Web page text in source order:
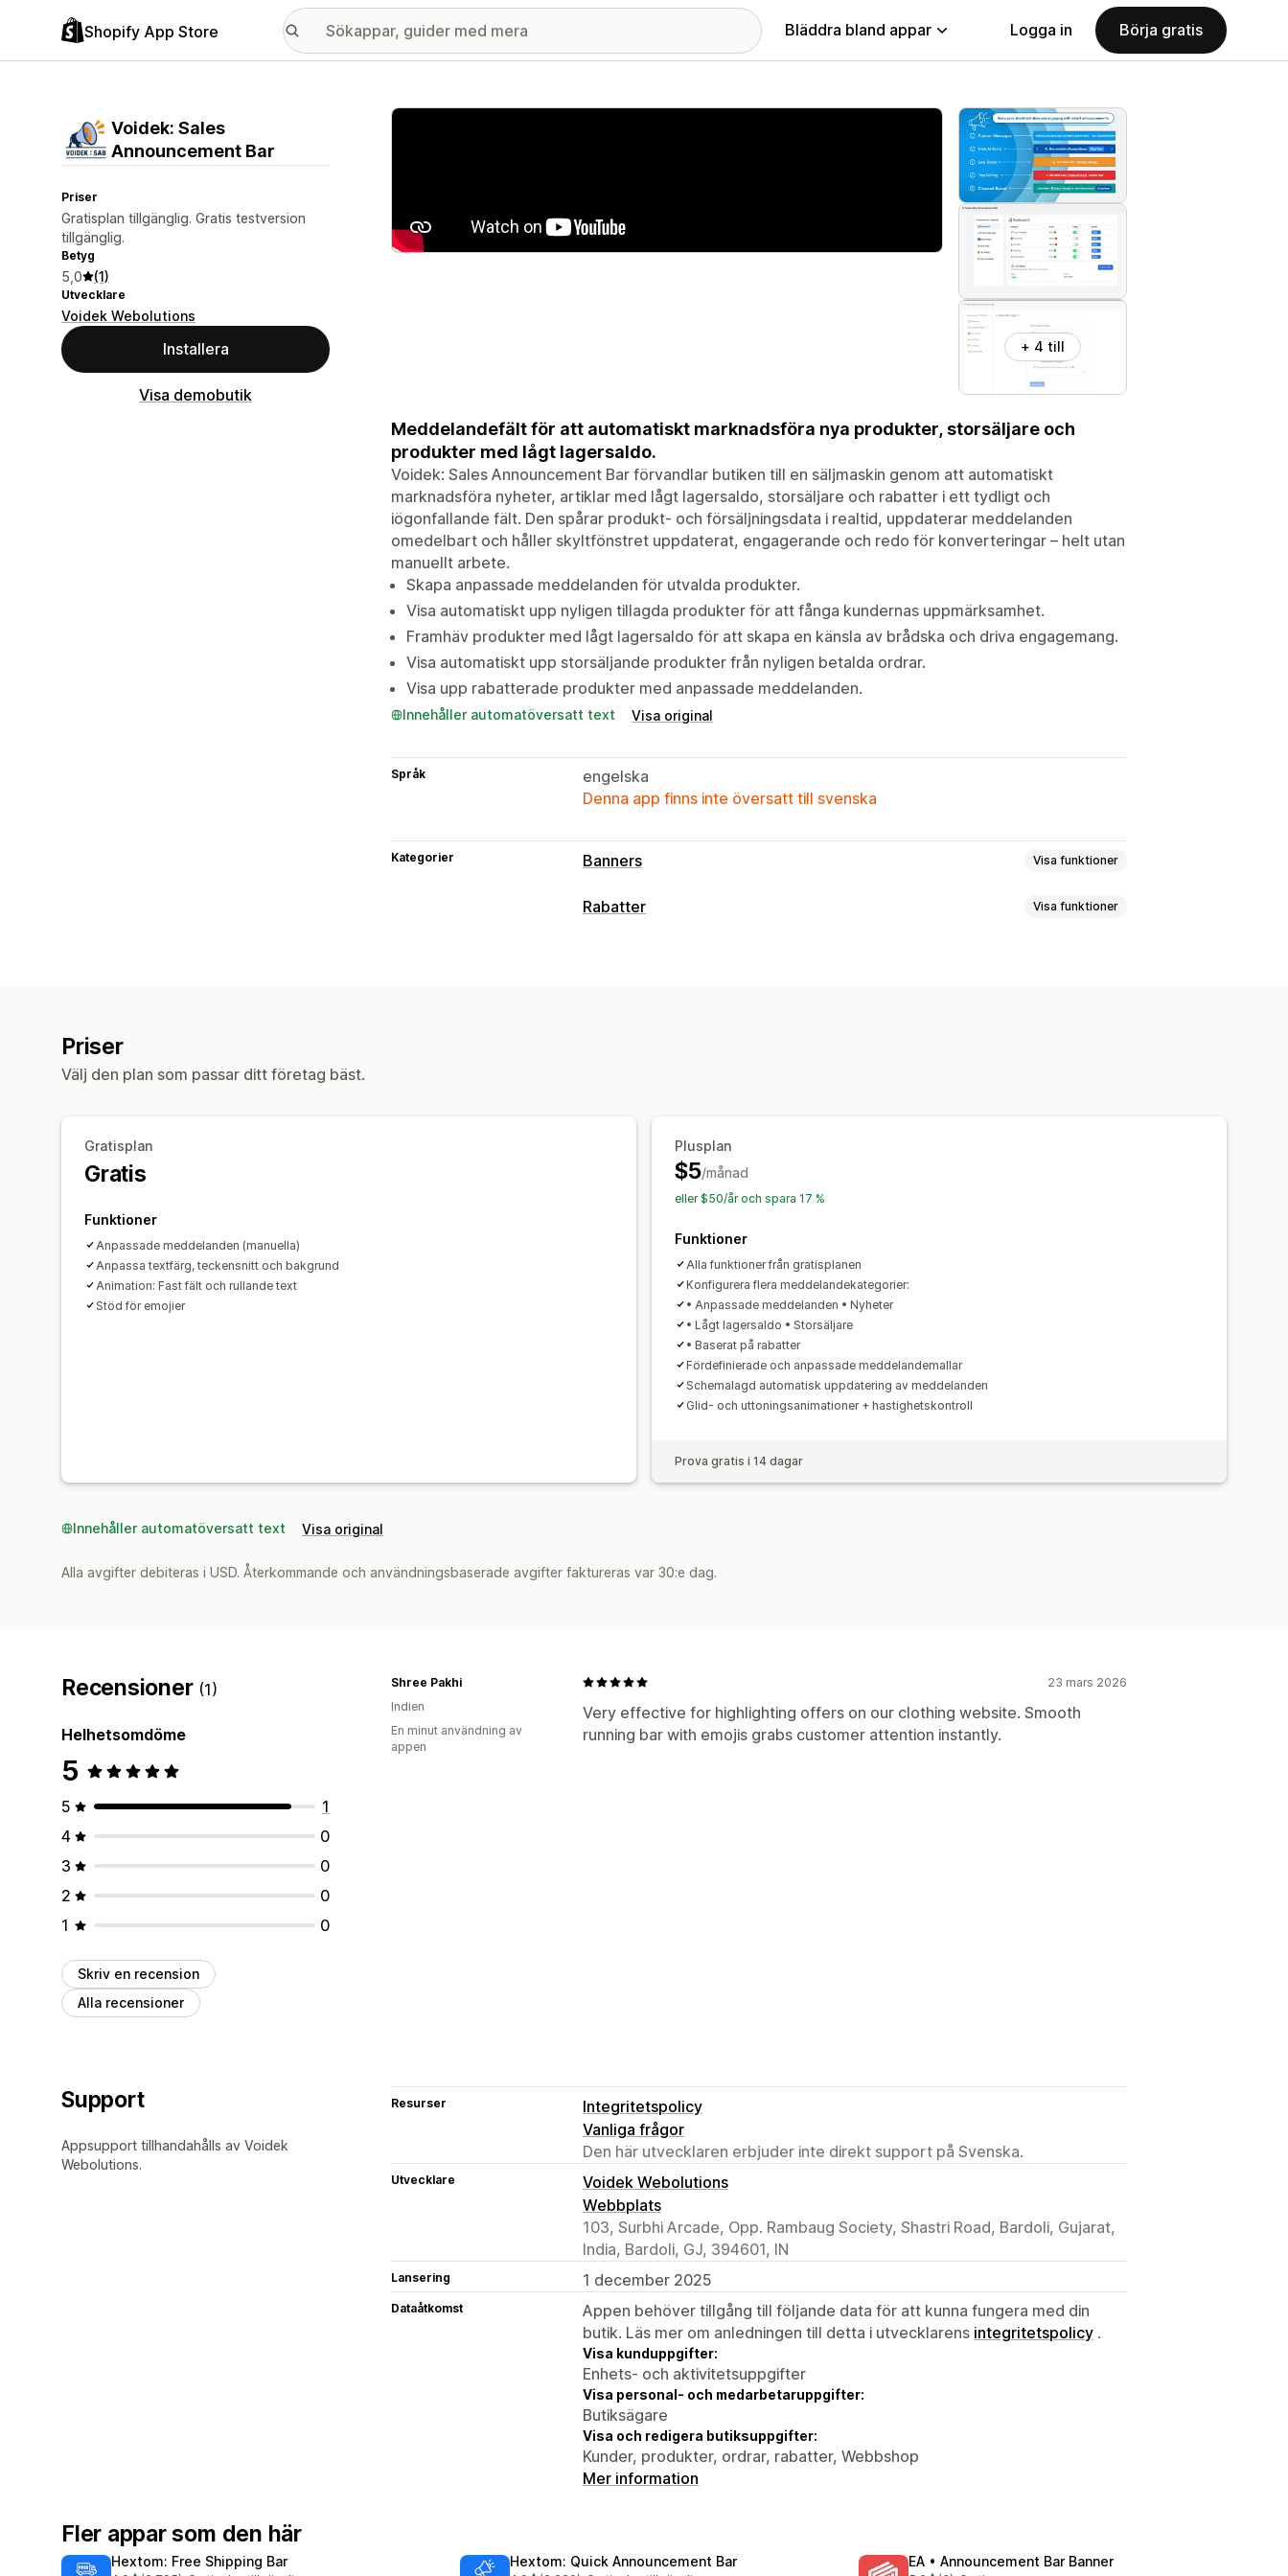
Shopify App Store Bläddra bland appar Logga in Börja gratis
Voidek: Sales
Announcement Bar
Priser
Gratisplan tillgänglig. Gratis testversion
tillgänglig.
Betyg
5,0 (1)
Utvecklare
Voidek Webolutions
Installera
Visa demobutik
Galleri med utvalda bilder
+ 4 till
Meddelandefält för att automatiskt marknadsföra nya produkter, storsäljare och
produkter med lågt lagersaldo.
Voidek: Sales Announcement Bar förvandlar butiken till en säljmaskin genom att automatiskt
marknadsföra nyheter, artiklar med lågt lagersaldo, storsäljare och rabatter i ett tydligt och
iögonfallande fält. Den spårar produkt- och försäljningsdata i realtid, uppdaterar meddelanden
omedelbart och håller skyltfönstret uppdaterat, engagerande och redo för konverteringar – helt utan
manuellt arbete.
Skapa anpassade meddelanden för utvalda produkter.
Visa automatiskt upp nyligen tillagda produkter för att fånga kundernas uppmärksamhet.
Framhäv produkter med lågt lagersaldo för att skapa en känsla av brådska och driva engagemang.
Visa automatiskt upp storsäljande produkter från nyligen betalda ordrar.
Visa upp rabatterade produkter med anpassade meddelanden.
Innehåller automatöversatt text Visa original
Språk
engelska
Denna app finns inte översatt till svenska
Kategorier Banners Visa funktioner
Bannertyp
Rabatter Visa funktioner
Priser
Välj den plan som passar ditt företag bäst.
Gratisplan
Gratis
Funktioner
Anpassade meddelanden (manuella)
Anpassa textfärg, teckensnitt och bakgrund
Animation: Fast fält och rullande text
Stöd för emojier
Plusplan
$5/månad
eller $50/år och spara 17 %
Funktioner
Alla funktioner från gratisplanen
Konfigurera flera meddelandekategorier:
• Anpassade meddelanden • Nyheter
• Lågt lagersaldo • Storsäljare
• Baserat på rabatter
Fördefinierade och anpassade meddelandemallar
Schemalagd automatisk uppdatering av meddelanden
Glid- och uttoningsanimationer + hastighetskontroll
Prova gratis i 14 dagar
Innehåller automatöversatt text Visa original
Alla avgifter debiteras i USD. Återkommande och användningsbaserade avgifter faktureras var 30:e dag.
Recensioner (1)
Helhetsomdöme
5
5
1
4
0
3
0
2
0
1
0
Skriv en recension
Alla recensioner
23 mars 2026
Very effective for highlighting offers on our clothing website. Smooth
running bar with emojis grabs customer attention instantly.
Shree Pakhi
Indien
En minut användning av
appen
Support
Appsupport tillhandahålls av Voidek
Webolutions.
Resurser
Integritetspolicy
Vanliga frågor
Den här utvecklaren erbjuder inte direkt support på Svenska.
Utvecklare
Voidek Webolutions
Webbplats
103, Surbhi Arcade, Opp. Rambaug Society, Shastri Road, Bardoli, Gujarat,
India, Bardoli, GJ, 394601, IN
Lansering 1 december 2025
Dataåtkomst
Appen behöver tillgång till följande data för att kunna fungera med din
butik. Läs mer om anledningen till detta i utvecklarens integritetspolicy .
Visa kunduppgifter:
Enhets- och aktivitetsuppgifter
Visa personal- och medarbetaruppgifter:
Butiksägare
Visa och redigera butiksuppgifter:
Kunder, produkter, ordrar, rabatter, Webbshop
Mer information
Fler appar som den här
Hextom: Free Shipping Bar Hextom: Quick Announcement Bar EA • Announcement Bar Banner